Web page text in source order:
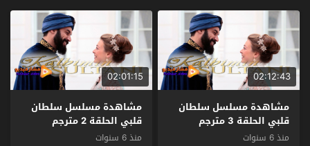
02:12:43
مشاهدة مسلسل سلطان
قلبي الحلقة 3 مترجم
منذ 6 سنوات
02:01:15
مشاهدة مسلسل سلطان
قلبي الحلقة 2 مترجم
منذ 6 سنوات